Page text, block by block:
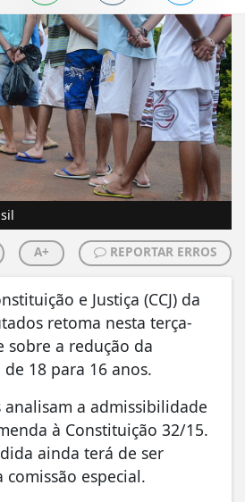
A+ REPORTAR ERROS
e Justiça (CCJ) da
retoma nesta terça-
sobre a redução da
18 para 16 anos.
analisam a admissibilidade
à Constituição 32/15.
ainda terá de ser
especial.